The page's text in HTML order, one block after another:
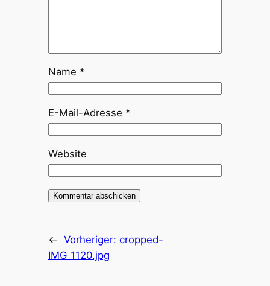
Name *
E-Mail-Adresse *
Website
← Vorheriger: cropped-
IMG_1120.jpg